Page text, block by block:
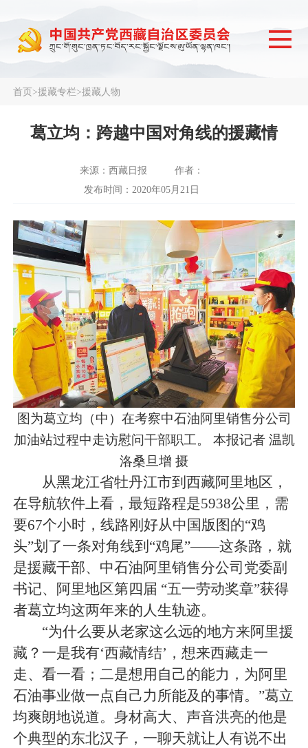
首页>援藏专栏>援藏人物
葛立均：跨越中国对角线的援藏情
来源：西藏日报
作者：
发布时间：2020年05月21日
图为葛立均（中）在考察中石油阿里销售分公司
加油站过程中走访慰问干部职工。 本报记者 温凯
洛桑旦增 摄
从黑龙江省牡丹江市到西藏阿里地区，
在导航软件上看，最短路程是5938公里，需
要67个小时，线路刚好从中国版图的“鸡
头”划了一条对角线到“鸡尾”——这条路，就
是援藏干部、中石油阿里销售分公司党委副
书记、阿里地区第四届 “五一劳动奖章”获得
者葛立均这两年来的人生轨迹。
“为什么要从老家这么远的地方来阿里援
藏？一是我有‘西藏情结’，想来西藏走一
走、看一看；二是想用自己的能力，为阿里
石油事业做一点自己力所能及的事情。”葛立
均爽朗地说道。身材高大、声音洪亮的他是
个典型的东北汉子，一聊天就让人有说不出